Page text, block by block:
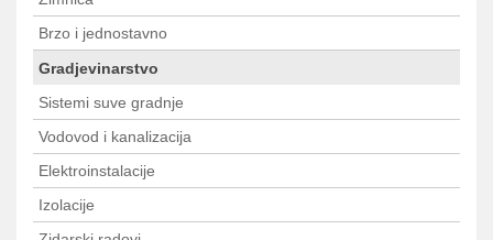
Brzo i jednostavno
Gradjevinarstvo
Sistemi suve gradnje
Vodovod i kanalizacija
Elektroinstalacije
Izolacije